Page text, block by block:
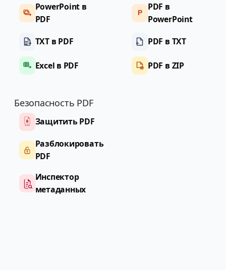
PowerPoint в
PDF
TXT в PDF
Excel в PDF
P
PDF в
PowerPoint
PDF в TXT
PDF в ZIP
Безопасность PDF
Защитить PDF
Разблокировать
PDF
Инспектор
метаданных